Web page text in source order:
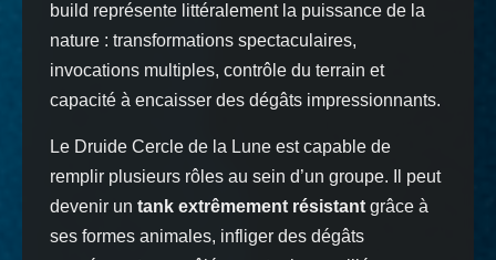
build représente littéralement la puissance de la
nature : transformations spectaculaires,
invocations multiples, contrôle du terrain et
capacité à encaisser des dégâts impressionnants.
Le Druide Cercle de la Lune est capable de
remplir plusieurs rôles au sein d’un groupe. Il peut
devenir un tank extrêmement résistant grâce à
ses formes animales, infliger des dégâts